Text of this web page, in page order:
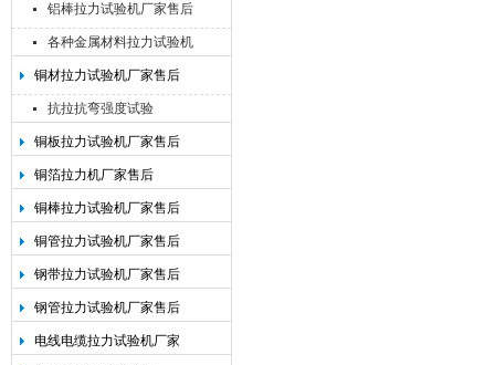
铝棒拉力试验机厂家售后
各种金属材料拉力试验机
铜材拉力试验机厂家售后
抗拉抗弯强度试验
铜板拉力试验机厂家售后
铜箔拉力机厂家售后
铜棒拉力试验机厂家售后
铜管拉力试验机厂家售后
钢带拉力试验机厂家售后
钢管拉力试验机厂家售后
电线电缆拉力试验机厂家